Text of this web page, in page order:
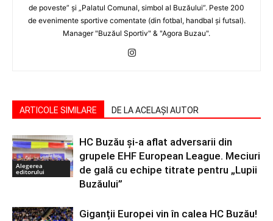
de poveste” şi „Palatul Comunal, simbol al Buzăului”. Peste 200
de evenimente sportive comentate (din fotbal, handbal şi futsal).
Manager "Buzăul Sportiv" & "Agora Buzau".
ARTICOLE SIMILARE DE LA ACELAȘI AUTOR
Alegerea
editorului
HC Buzău și-a aflat adversarii din
grupele EHF European League. Meciuri
de gală cu echipe titrate pentru „Lupii
Buzăului”
Giganții Europei vin în calea HC Buzău!